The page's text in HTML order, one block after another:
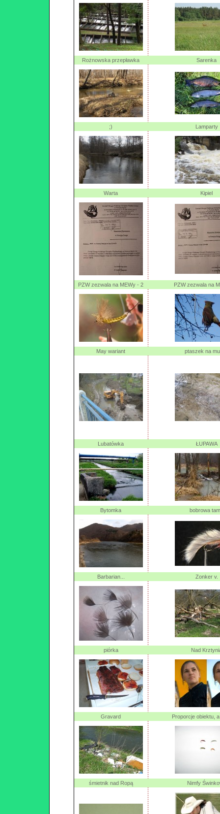
Rożnowska przepławka Sarenka
;) Lamparty
Warta Kipiel
PZW zezwala na MEWy - 2 PZW zezwala na
May wariant ptaszek na
Lubatówka ŁUPAWA
Bytomka bobrowa
Barbarian... Zonker v.
piórka Nad
Gravard Proporcje obiektu, a
śmietnik nad Ropą Nimfy